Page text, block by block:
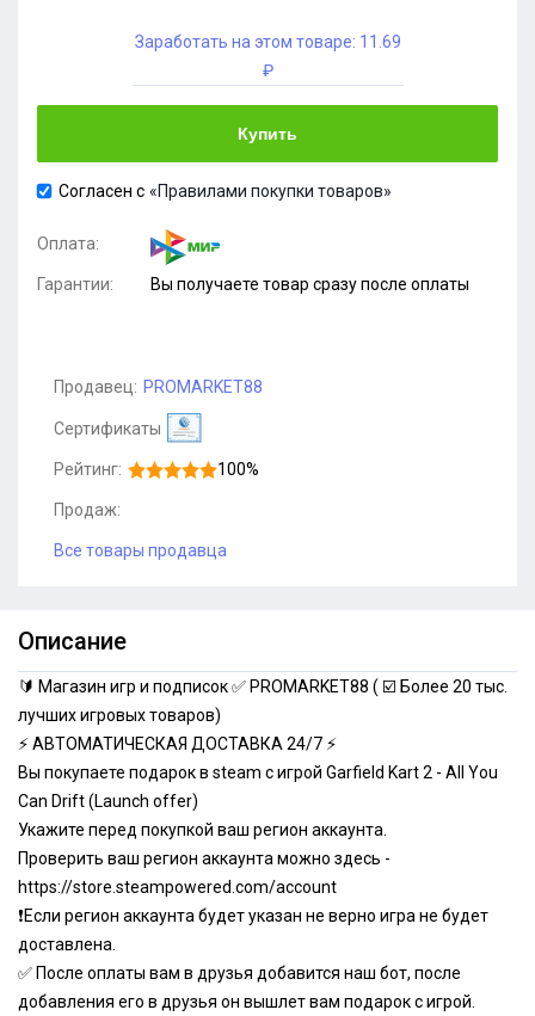
Заработать на этом товаре: 11.69
₽
Купить
Согласен с «Правилами покупки товаров»
Оплата:
Гарантии: Вы получаете товар сразу после оплаты
Продавец: PROMARKET88
Сертификаты
Рейтинг: 100%
Продаж:
Все товары продавца
Описание
🔰 Магазин игр и подписок ✅ PROMARKET88 ( ☑️ Более 20 тыс.
лучших игровых товаров)
⚡ АВТОМАТИЧЕСКАЯ ДОСТАВКА 24/7 ⚡
Вы покупаете подарок в steam с игрой Garfield Kart 2 - All You
Can Drift (Launch offer)
Укажите перед покупкой ваш регион аккаунта.
Проверить ваш регион аккаунта можно здесь -
https://store.steampowered.com/account
❗️Если регион аккаунта будет указан не верно игра не будет
доставлена.
✅ После оплаты вам в друзья добавится наш бот, после
добавления его в друзья он вышлет вам подарок с игрой.